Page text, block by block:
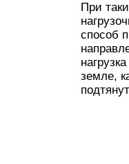
При
способ
земле,